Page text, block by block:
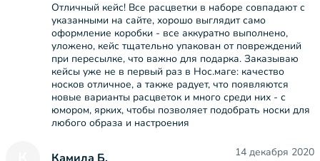
Отличный кейс! Все расцветки в наборе совпадают с
указанными на сайте, хорошо выглядит само
оформление коробки - все аккуратно выполнено,
уложено, кейс тщательно упакован от повреждений
при пересылке, что важно для подарка. Заказываю
кейсы уже не в первый раз в Нос.маге: качество
носков отличное, а также радует, что появляются
новые варианты расцветок и много среди них - с
юмором, ярких, чтобы позволяет подобрать носки для
любого образа и настроения
Камила Б. 14 декабря 2020